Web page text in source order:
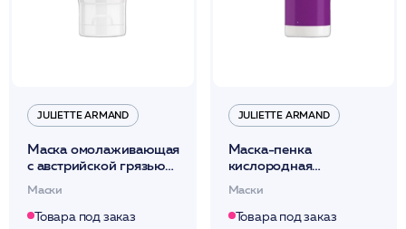
JULIETTE ARMAND
Маска омолаживающая
с австрийской грязью
повышающая упругость
50мл /JA
Маски
Товара под заказ
JULIETTE ARMAND
Маска-пенка
кислородная
оживляющая тусклую
кожу 30мл /JA
Маски
Товара под заказ